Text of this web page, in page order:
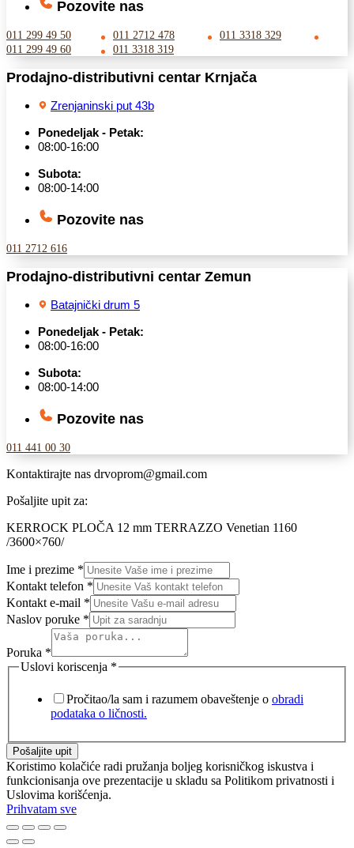
Pozovite nas
011 299 49 50 011 2712 478
011 3318 329
011 299 49 60
011 3318 319
Prodajno-distributivni centar Krnjača
Zrenjaninski put 43b
Ponedeljak - Petak:
08:00-16:00
Subota:
08:00-14:00
Pozovite nas
011 2712 616
Prodajno-distributivni centar Zemun
Batajnički drum 5
Ponedeljak - Petak:
08:00-16:00
Subota:
08:00-14:00
Pozovite nas
011 441 00 30
Kontaktirajte nas drvoprom@gmail.com
Pošaljite upit za:
KERROCK PLOČA 12 mm TERRAZZO Venetian 1160
/3600×760/
Ime i prezime *
Kontakt telefon *
Kontakt e-mail *
Naslov poruke *
Poruka *
Uslovi koriscenja *
Pročitao/la sam i razumem obaveštenje o obradi
podataka o ličnosti.
Pošaljite upit
Koristimo kolačiće radi pružanja boljeg korisničkog iskustva i
funkcionisanja ove prezentacije u skladu sa Politikom privatnosti i
Uslovima korišćenja.
Prihvatam sve